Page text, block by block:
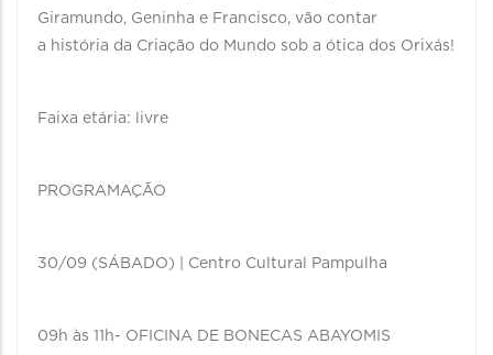
Giramundo, Geninha e Francisco, vão contar
a história da Criação do Mundo sob a ótica dos Orixás!
Faixa etária: livre
PROGRAMAÇÃO
30/09 (SÁBADO) | Centro Cultural Pampulha
09h às 11h- OFICINA DE BONECAS ABAYOMIS